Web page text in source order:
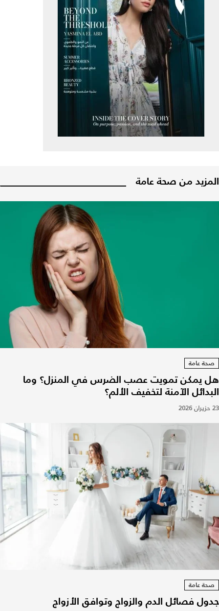
المزيد من صحة عامة
صحة عامة
هل يمكن تمويت عصب الضرس في المنزل؟ وما
البدائل الآمنة لتخفيف الألم؟
23 حزيران 2026
صحة عامة
جدول فصائل الدم والزواج وتوافق الأزواج